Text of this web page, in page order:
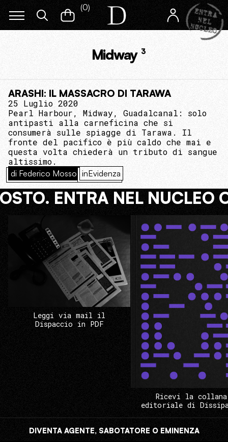
(0)
Midway 3
ARASHI: IL MASSACRO DI TARAWA
25 Luglio 2020
Pearl Harbour, Midway, Guadalcanal: solo
antipasti alla carneficina che si
consumerà sulle spiagge di Tarawa. Il
fronte del pacifico è più caldo che mai e
questa volta chiederà un tributo di sangue
altissimo.
di Federico Mosso inEvidenza
ENTRA NEL NUCLEO
Leggi via mail il
Dispaccio in PDF
Ricevi la collana
editoriale di
DIVENTA AGENTE, SABOTATORE O EMINENZA